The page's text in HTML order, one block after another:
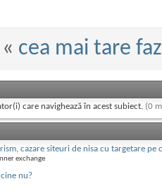
« cea mai tare
care navighează în acest subiect. (0
cazare siteuri de nisa cu targetare pe
exchange
nu?